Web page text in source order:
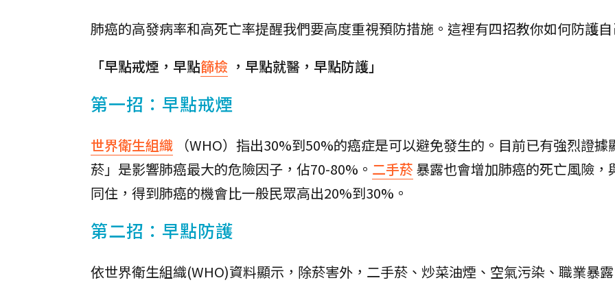
肺癌的高發病率和高死亡率提醒我們要高度重視預防措施。這裡有四招教你如何防護
「早點戒煙，早點篩檢 ，早點就醫，早點防護」
第一招：早點戒煙
世界衛生組織
（WHO）指出30%到50%的癌症是可以避免發生的。目前已有強烈證據
菸」是影響肺癌最大的危險因子，佔70-80%。 二手菸 暴露也會增加肺癌的死亡風險，
同住，得到肺癌的機會比一般民眾高出20%到30%。
第二招：早點防護
依世界衛生組織(WHO)資料顯示，除菸害外，二手菸、炒菜油煙、空氣污染、職業暴